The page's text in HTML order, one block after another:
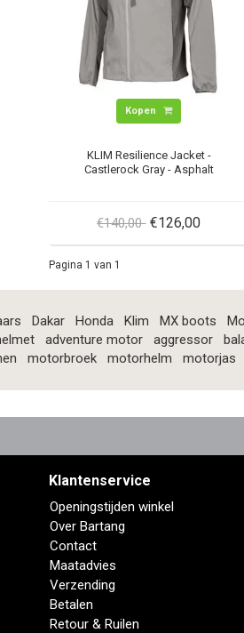
Kopen
KLIM Resilience Jacket -
Castlerock Gray - Asphalt
€140,00 €126,00
Pagina 1 van 1
Dakar Honda Klim MX boots
adventure motor aggressor
motorbroek motorhelm motorjas
Klantenservice
Openingstijden winkel
Over Bartang
Contact
Maatadvies
Verzending
Betalen
Retour & Ruilen